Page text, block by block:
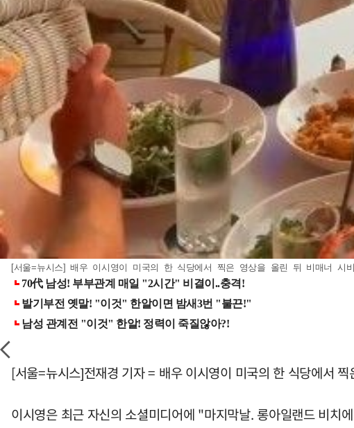
[서울=뉴시스] 배우 이시영이 미국의 한 식당에서 찍은 영상을 올린 뒤 비매너 시
[서울=뉴시스]전재경 기자 = 배우 이시영이 미국의 한 식당에서
이시영은 최근 자신의 소셜미디어에 "마지막날. 롱아일랜드 비치